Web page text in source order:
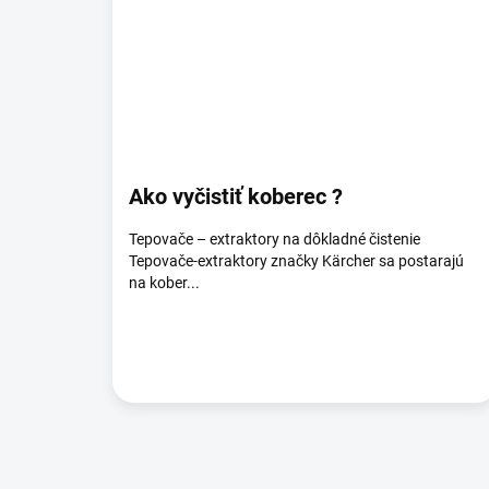
Ako vyčistiť koberec ?
Tepovače – extraktory na dôkladné čistenie
Tepovače-extraktory značky Kärcher sa postarajú
na kober...